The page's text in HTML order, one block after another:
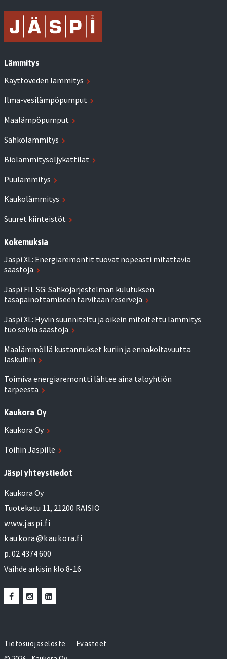
Lämmitys
Käyttöveden lämmitys
Ilma-vesilämpöpumput
Maalämpöpumput
Sähkölämmitys
Biolämmitysöljykattilat
Puulämmitys
Kaukolämmitys
Suuret kiinteistöt
Kokemuksia
Jäspi XL: Energiaremontit tuovat nopeasti mitattavia
säästöjä
Jäspi FIL SG: Sähköjärjestelmän kulutuksen
tasapainottamiseen tarvitaan reservejä
Jäspi XL: Hyvin suunniteltu ja oikein mitoitettu lämmitys
tuo selviä säästöjä
Maalämmöllä kustannukset kuriin ja ennakoitavuutta
laskuihin
Toimiva energiaremontti lähtee aina taloyhtiön
tarpeesta
Kaukora Oy
Kaukora Oy
Töihin Jäspille
Jäspi yhteystiedot
Kaukora Oy
Tuotekatu 11, 21200 RAISIO
www.jaspi.fi
kaukora@kaukora.fi
p. 02 4374 600
Vaihde arkisin klo 8-16
Tietosuojaseloste
Evästeet